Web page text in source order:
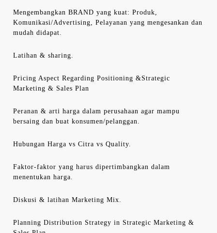
Mengembangkan BRAND yang kuat: Produk,
Komunikasi/Advertising, Pelayanan yang mengesankan dan
mudah didapat.
Latihan & sharing.
Pricing Aspect Regarding Positioning &Strategic
Marketing & Sales Plan
Peranan & arti harga dalam perusahaan agar mampu
bersaing dan buat konsumen/pelanggan.
Hubungan Harga vs Citra vs Quality.
Faktor-faktor yang harus dipertimbangkan dalam
menentukan harga.
Diskusi & latihan Marketing Mix.
Planning Distribution Strategy in Strategic Marketing &